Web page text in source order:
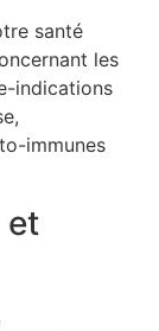
santé
les
indications
immunes
et